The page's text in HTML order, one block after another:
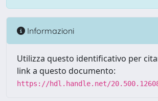
Informazioni
Utilizza questo identificativo per
link a questo documento:
https://hdl.handle.net/